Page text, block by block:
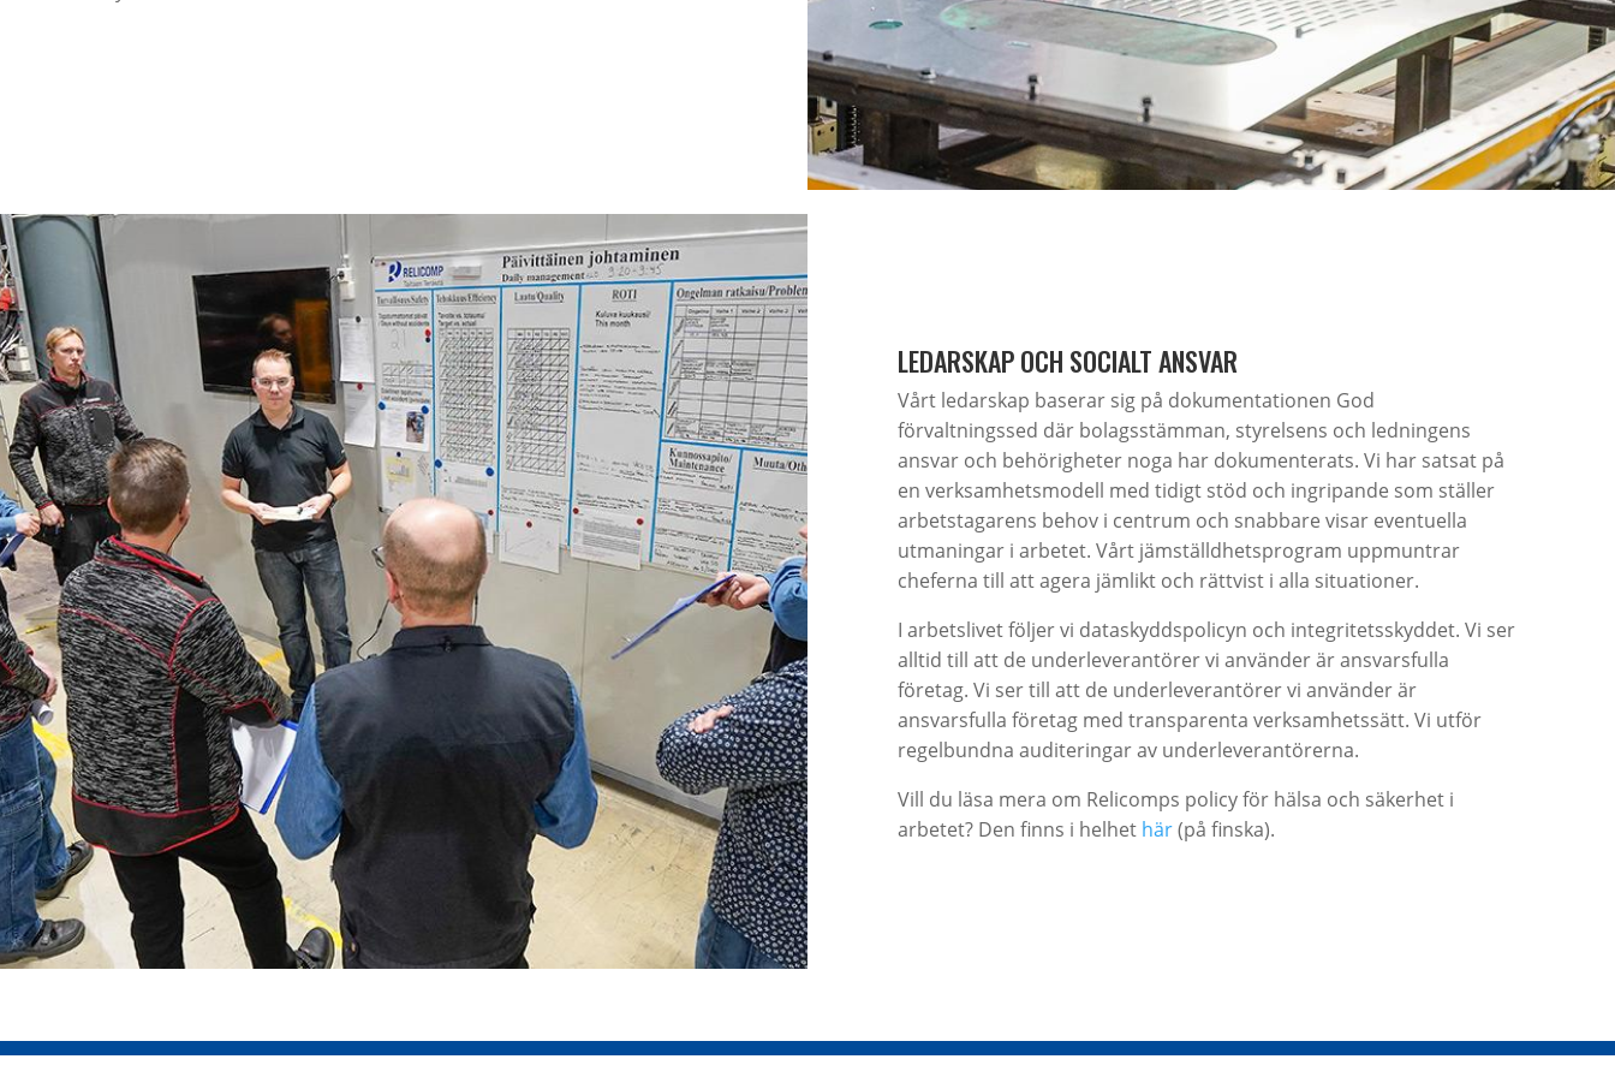
LEDARSKAP OCH SOCIALT ANSVAR
Vårt ledarskap baserar sig på dokumentationen God
förvaltningssed där bolagsstämman, styrelsens och ledningens
ansvar och behörigheter noga har dokumenterats. Vi har satsat på
en verksamhetsmodell med tidigt stöd och ingripande som ställer
arbetstagarens behov i centrum och snabbare visar eventuella
utmaningar i arbetet. Vårt jämställdhetsprogram uppmuntrar
cheferna till att agera jämlikt och rättvist i alla situationer.
I arbetslivet följer vi dataskyddspolicyn och integritetsskyddet. Vi ser
alltid till att de underleverantörer vi använder är ansvarsfulla
företag. Vi ser till att de underleverantörer vi använder är
ansvarsfulla företag med transparenta verksamhetssätt. Vi utför
regelbundna auditeringar av underleverantörerna.
Vill du läsa mera om Relicomps policy för hälsa och säkerhet i
arbetet? Den finns i helhet här(på finska).